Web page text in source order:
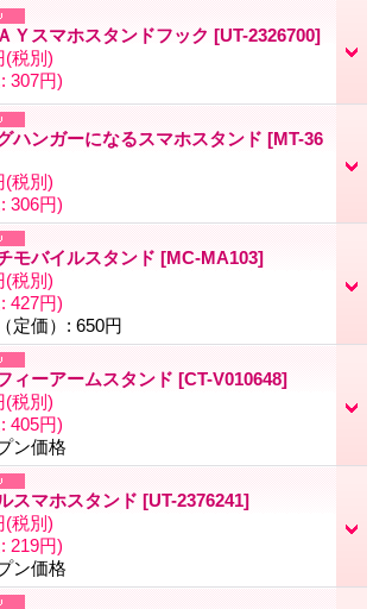
Ｙスマホスタンドフック [UT-2326700]
(税別)
: 307円)
ハンガーになるスマホスタンド [MT-36
(税別)
: 306円)
モバイルスタンド [MC-MA103]
(税別)
: 427円)
定価） : 650円
ィーアームスタンド [CT-V010648]
(税別)
: 405円)
ン価格
スマホスタンド [UT-2376241]
(税別)
: 219円)
ン価格